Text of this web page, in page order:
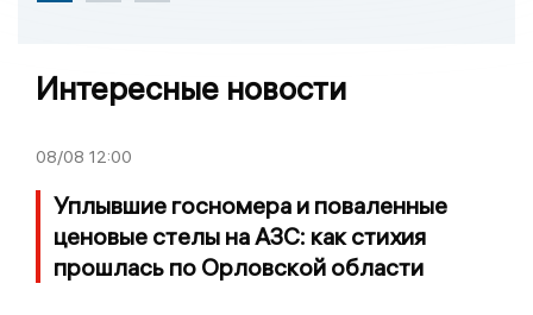
Интересные новости
08/08 12:00
Уплывшие госномера и поваленные
ценовые стелы на АЗС: как стихия
прошлась по Орловской области